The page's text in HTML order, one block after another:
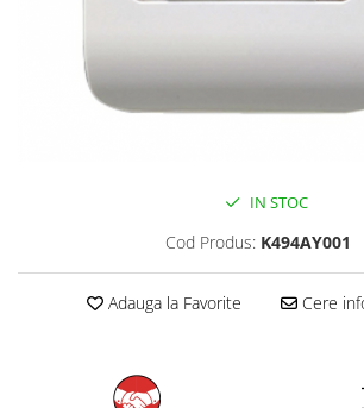
IN STOC
Cod Produs: K494AY001
Adauga la Favorite Cere